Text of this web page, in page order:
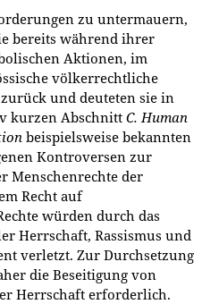
zu untermauern,
bereits während ihrer
Aktionen, im
völkerrechtliche
und deuteten sie in
kurzen Abschnitt C. Human
beispielsweise bekannten
Kontroversen zur
Menschenrechte der
Recht auf
würden durch das
Herrschaft, Rassismus und
verletzt. Zur Durchsetzung
die Beseitigung von
Herrschaft erforderlich.